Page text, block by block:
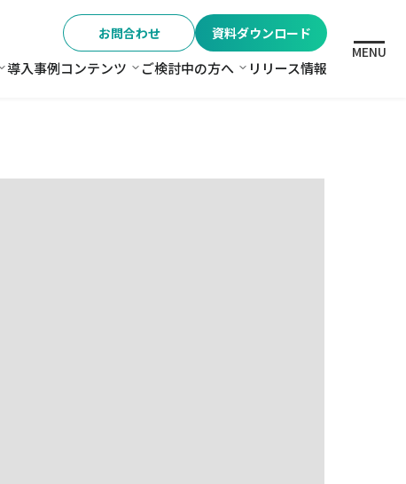
お問合わせ 資料ダウンロード
価格
導入事例コンテンツ コンテンツ
ご検討中の方へ ご検討中の方へ
リリース情報
MENU